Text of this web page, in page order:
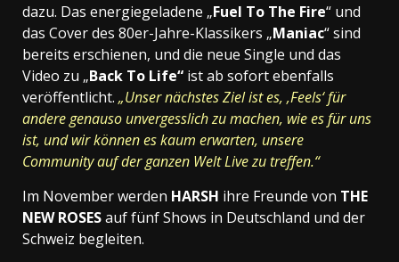
dazu. Das energiegeladene „Fuel To The Fire“ und
das Cover des 80er-Jahre-Klassikers „Maniac“ sind
bereits erschienen, und die neue Single und das
Video zu „Back To Life“ ist ab sofort ebenfalls
veröffentlicht. „Unser nächstes Ziel ist es, ‚Feels‘ für
andere genauso unvergesslich zu machen, wie es für uns
ist, und wir können es kaum erwarten, unsere
Community auf der ganzen Welt Live zu treffen.“
Im November werden HARSH ihre Freunde von THE
NEW ROSESauf fünf Shows in Deutschland und der
Schweiz begleiten.